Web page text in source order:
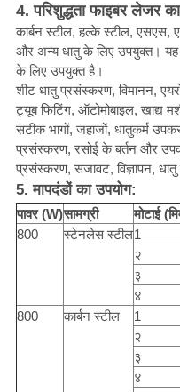
4. परिशुद्धता फाइबर लेजर
कार्बन स्टील, हल्के स्टील, एसएस,
और अन्य धातु के लिए उपयुक्त। यह
के लिए उपयुक्त है।
शीट धातु प्रसंस्करण, विमानन,
ट्यूब फिटिंग, ऑटोमोबाइल, खाद्य
सटीक भागों, जहाजों, धातुकर्म
प्रसंस्करण, रसोई के बर्तन और
प्रसंस्करण, सजावट, विज्ञापन,
5. मापदंडों का उपयोग:
पावर (W)सामग्री मोटाई
800
स्टेनलेस स्टील1
२
३
४
800
कार्बन स्टील 1
२
३
४